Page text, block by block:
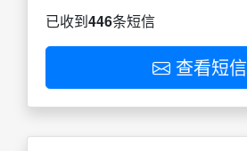
已收到446条短信
查看短信